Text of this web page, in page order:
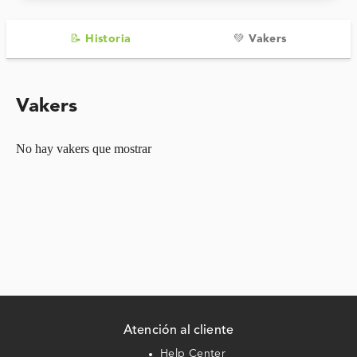
📝 Historia 💚 Vakers
Vakers
No hay vakers que mostrar
Atención al cliente
Help Center